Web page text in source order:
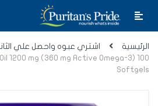
الرئيسية
اشتري عبوه واحصل علي
1200 mg (360 mg Active Omega-3) 100
Softgels